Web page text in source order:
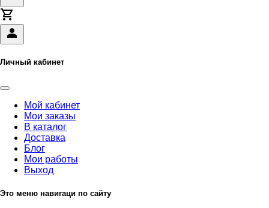
Личный кабинет
Мой кабинет
Мои заказы
В каталог
Доставка
Блог
Мои работы
Выход
Это меню навигаци по сайту